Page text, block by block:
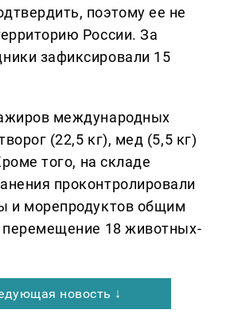
поэтому ее не
России. За
зафиксировали 15
международных
(22,5 кг), мед (5,5 кг)
того, на складе
проконтролировали
и морепродуктов общим
перемещение 18 животных-
новость ↓